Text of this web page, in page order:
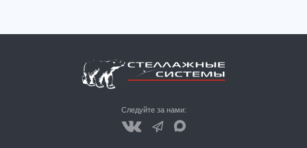
Следуйте за нами: